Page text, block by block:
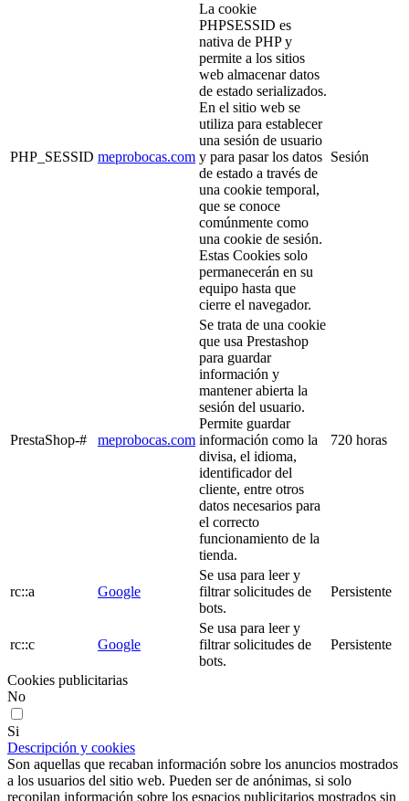
PHP_SESSID meprobocas.com
La cookie
PHPSESSID es
nativa de PHP y
permite a los sitios
web almacenar datos
de estado serializados.
En el sitio web se
utiliza para establecer
una sesión de usuario
y para pasar los datos
de estado a través de
una cookie temporal,
que se conoce
comúnmente como
una cookie de sesión.
Estas Cookies solo
permanecerán en su
equipo hasta que
cierre el navegador.
Sesión
PrestaShop-# meprobocas.com
Se trata de una cookie
que usa Prestashop
para guardar
información y
mantener abierta la
sesión del usuario.
Permite guardar
información como la
divisa, el idioma,
identificador del
cliente, entre otros
datos necesarios para
el correcto
funcionamiento de la
tienda.
720 horas
rc::a Google
Se usa para leer y
filtrar solicitudes de
bots.
Persistente
rc::c Google
Se usa para leer y
filtrar solicitudes de
bots.
Persistente
Cookies publicitarias
No
Si
Descripción y cookies
Son aquellas que recaban información sobre los anuncios mostrados
a los usuarios del sitio web. Pueden ser de anónimas, si solo
recopilan información sobre los espacios publicitarios mostrados sin